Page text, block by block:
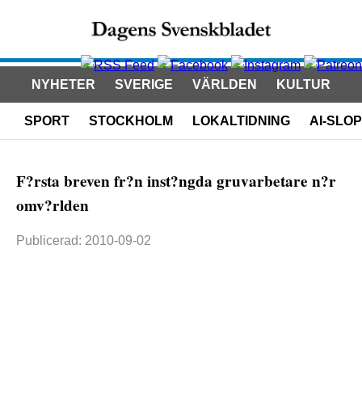
NYHETER SVERIGE VÄRLDEN KULTUR
SPORT STOCKHOLM LOKALTIDNING AI-SLOP
F?rsta breven fr?n inst?ngda gruvarbetare n?r
omv?rlden
Publicerad: 2010-09-02